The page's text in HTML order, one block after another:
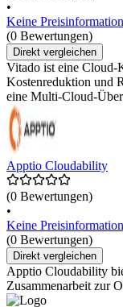
•
Keine
(0 Bewertungen)
Direkt vergleichen
Vitado ist eine Cloud-
Kostenreduktion und
eine Multi-Cloud-
Apptio Cloudability
(0 Bewertungen)
•
Keine
(0 Bewertungen)
Direkt vergleichen
Apptio Cloudability
Zusammenarbeit zur